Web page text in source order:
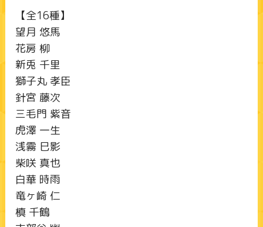
【全16種】
望月 悠馬
花房 柳
新兎 千里
獅子丸 孝臣
針宮 藤次
三毛門 紫音
虎澤 一生
浅霧 巳影
柴咲 真也
白華 時雨
竜ヶ崎 仁
槙 千鶴